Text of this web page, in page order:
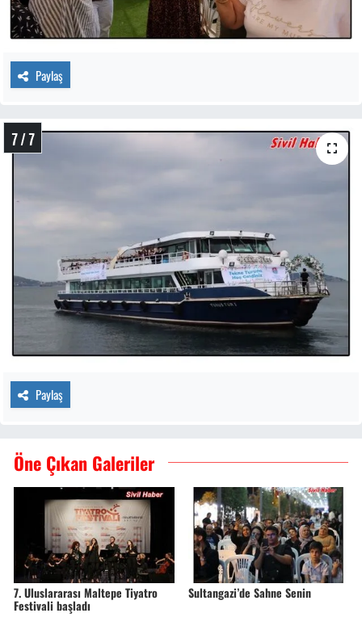
Paylaş
7 / 7
Paylaş
Öne Çıkan Galeriler
7. Uluslararası Maltepe Tiyatro
Festivali başladı
Sultangazi’de Sahne Senin